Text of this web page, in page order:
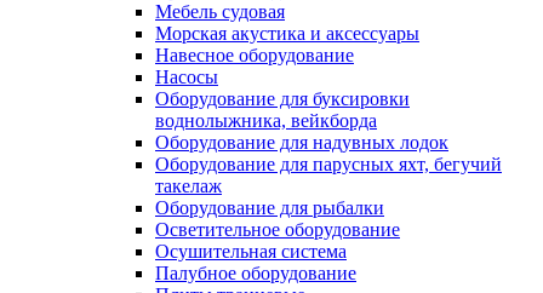
Мебель судовая
Морская акустика и аксессуары
Навесное оборудование
Насосы
Оборудование для буксировки
воднолыжника, вейкборда
Оборудование для надувных лодок
Оборудование для парусных яхт, бегучий
такелаж
Оборудование для рыбалки
Осветительное оборудование
Осушительная система
Палубное оборудование